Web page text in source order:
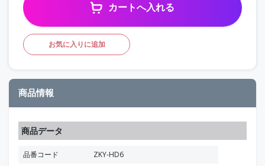
カートへ入れる
お気に入りに追加
商品情報
商品データ
品番コード
ZKY-HD6